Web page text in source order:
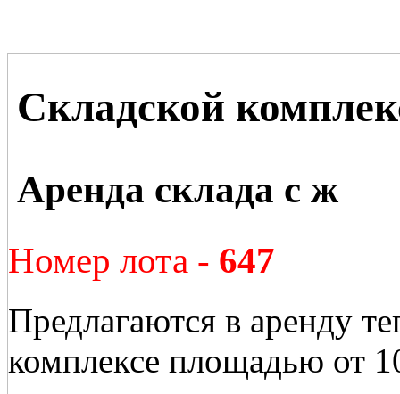
Складской
Аренда склада с ж
Номер лота - 647
Предлагаются в аренду
комплексе площадью от